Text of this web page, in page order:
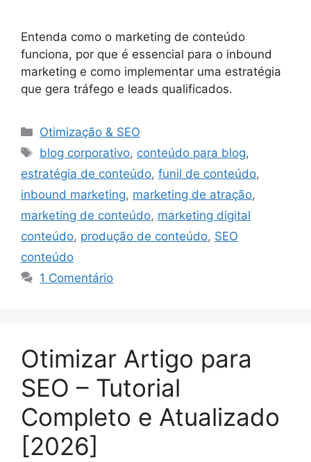
Entenda como o marketing de conteúdo
funciona, por que é essencial para o inbound
marketing e como implementar uma estratégia
que gera tráfego e leads qualificados.
Categorias
Otimização & SEO
Tags
blog corporativo, conteúdo para blog,
estratégia de conteúdo, funil de conteúdo,
inbound marketing, marketing de atração,
marketing de conteúdo, marketing digital
conteúdo, produção de conteúdo, SEO
conteúdo
1 Comentário
Otimizar Artigo para
SEO – Tutorial
Completo e Atualizado
[2026]